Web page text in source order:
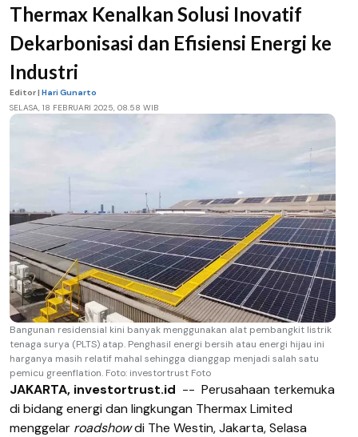
Thermax Kenalkan Solusi Inovatif
Dekarbonisasi dan Efisiensi Energi ke
Industri
Editor | Hari Gunarto
SELASA, 18 FEBRUARI 2025, 08.58 WIB
Bangunan residensial kini banyak menggunakan alat pembangkit listrik
tenaga surya (PLTS) atap. Penghasil energi bersih atau energi hijau ini
harganya masih relatif mahal sehingga dianggap menjadi salah satu
pemicu greenflation. Foto: investortrust Foto
JAKARTA, investortrust.id -- Perusahaan terkemuka
di bidang energi dan lingkungan Thermax Limited
menggelar roadshowdi The Westin, Jakarta, Selasa